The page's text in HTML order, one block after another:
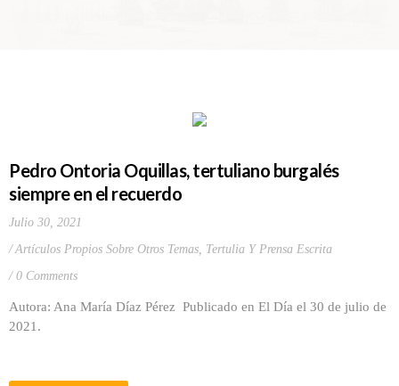
Pedro Ontoria Oquillas, tertuliano burgalés
siempre en el recuerdo
Julio 30, 2021
Artículos Propios Sobre Otros Temas, Tertulia Y Prensa Escrita
0 Comments
Autora: Ana María Díaz Pérez Publicado en El Día el 30 de julio de
2021.